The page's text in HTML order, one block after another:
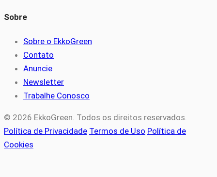
Sobre
Sobre o EkkoGreen
Contato
Anuncie
Newsletter
Trabalhe Conosco
© 2026 EkkoGreen. Todos os direitos reservados.
Política de Privacidade Termos de Uso Política de
Cookies